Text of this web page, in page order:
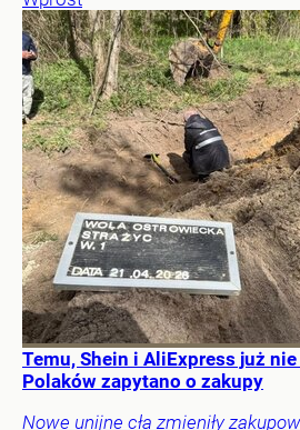
Temu, Shein i AliExpress już
Polaków zapytano o zakupy
Nowe unijne cła zmieniły